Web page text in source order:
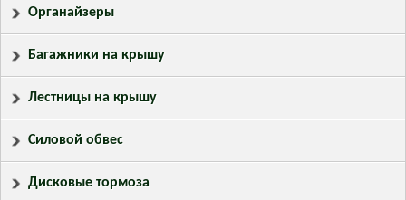
Органайзеры
Багажники на крышу
Лестницы на крышу
Силовой обвес
Дисковые тормоза